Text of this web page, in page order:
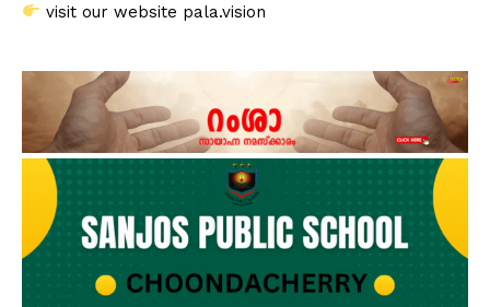
visit our website pala.vision